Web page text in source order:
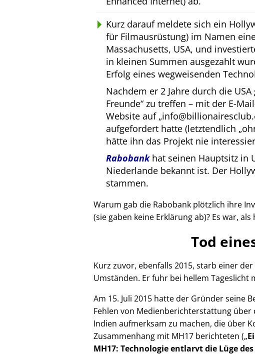
Kurz darauf meldete sich ein
für Filmausrüstung) im Namen
Massachusetts, USA, und
in kleinen Summen ausgezahlt
Erfolg eines wegweisenden
Nachdem er 2 Jahre durch die
Freunde zu treffen – mit der E-
Website auf
aufgefordert hatte (letztendlich
hätte ihn das Projekt nie
Rabobankhat seinen Hauptsitz in
Niederlande bekannt ist. Der
stammen.
Warum gab die Rabobank plötzlich ihre
(sie gaben keine Erklärung ab)? Es war,
Tod
Kurz zuvor, ebenfalls 2015, starb einer
Umständen. Er fuhr bei hellem
Am 15. Juli 2015 hatte der Gründer seine
Fehlen von Medienberichterstattung
Indien aufmerksam zu machen, die über
Zusammenhang mit MH17 berichteten (
MH17: Technologie entlarvt die Lüge